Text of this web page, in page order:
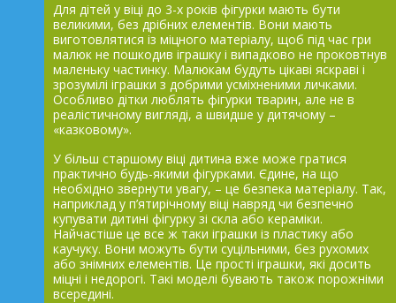
Для дітей у віці до 3-х років фігурки мають бути
великими, без дрібних елементів. Вони мають
виготовлятися із міцного матеріалу, щоб під час гри
малюк не пошкодив іграшку і випадково не проковтнув
маленьку частинку. Малюкам будуть цікаві яскраві і
зрозумілі іграшки з добрими усміхненими личками.
Особливо дітки люблять фігурки тварин, але не в
реалістичному вигляді, а швидше у дитячому –
«казковому».
У більш старшому віці дитина вже може гратися
практично будь-якими фігурками. Єдине, на що
необхідно звернути увагу, – це безпека матеріалу. Так,
наприклад у п’ятирічному віці навряд чи безпечно
купувати дитині фігурку зі скла або кераміки.
Найчастіше це все ж таки іграшки із пластику або
каучуку. Вони можуть бути суцільними, без рухомих
або знімних елементів. Це прості іграшки, які досить
міцні і недорогі. Такі моделі бувають також порожніми
всередині.